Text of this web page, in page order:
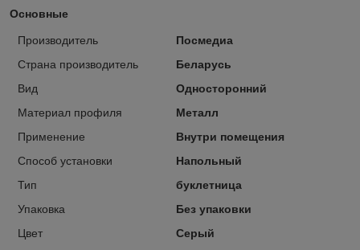
Основные
Производитель
Посмедиа
Страна производитель
Беларусь
Вид
Односторонний
Материал профиля
Металл
Применение
Внутри помещения
Способ установки
Напольный
Тип
буклетница
Упаковка
Без упаковки
Цвет
Серый